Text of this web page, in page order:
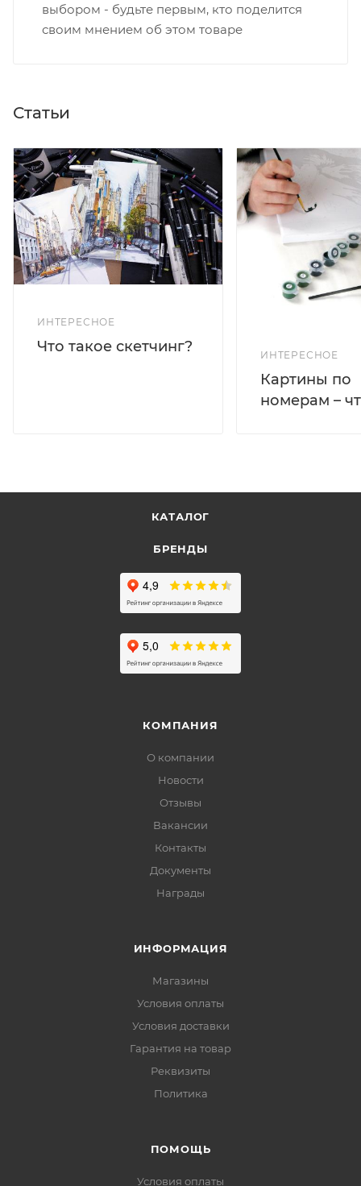
выбором - будьте первым, кто поделится
своим мнением об этом товаре
Статьи
ИНТЕРЕСНОЕ
Что такое скетчинг?
ИНТЕРЕСНОЕ
Картины по
номерам –
КАТАЛОГ
БРЕНДЫ
КОМПАНИЯ
О компании
Новости
Отзывы
Вакансии
Контакты
Документы
Награды
ИНФОРМАЦИЯ
Магазины
Условия оплаты
Условия доставки
Гарантия на товар
Реквизиты
Политика
ПОМОЩЬ
Условия оплаты